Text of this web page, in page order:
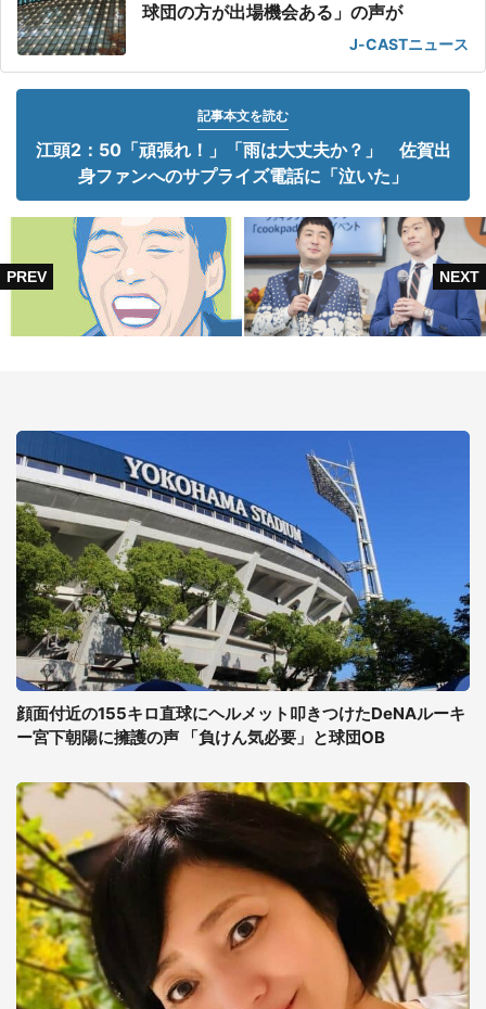
球団の方が出場機会ある」の声が
J-CASTニュース
記事本文を読む
江頭2：50「頑張れ！」「雨は大丈夫か？」 佐賀出
身ファンへのサプライズ電話に「泣いた」
顔面付近の155キロ直球にヘルメット叩きつけたDeNAルーキ
ー宮下朝陽に擁護の声 「負けん気必要」と球団OB